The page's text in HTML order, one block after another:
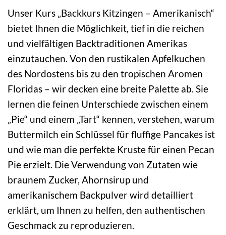
Unser Kurs „Backkurs Kitzingen – Amerikanisch“
bietet Ihnen die Möglichkeit, tief in die reichen
und vielfältigen Backtraditionen Amerikas
einzutauchen. Von den rustikalen Apfelkuchen
des Nordostens bis zu den tropischen Aromen
Floridas – wir decken eine breite Palette ab. Sie
lernen die feinen Unterschiede zwischen einem
„Pie“ und einem „Tart“ kennen, verstehen, warum
Buttermilch ein Schlüssel für fluffige Pancakes ist
und wie man die perfekte Kruste für einen Pecan
Pie erzielt. Die Verwendung von Zutaten wie
braunem Zucker, Ahornsirup und
amerikanischem Backpulver wird detailliert
erklärt, um Ihnen zu helfen, den authentischen
Geschmack zu reproduzieren.